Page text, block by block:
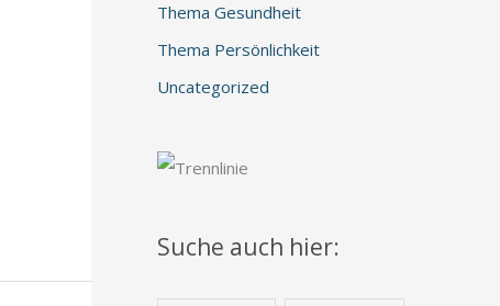
Thema Gesundheit
Thema Persönlichkeit
Uncategorized
Suche auch hier: